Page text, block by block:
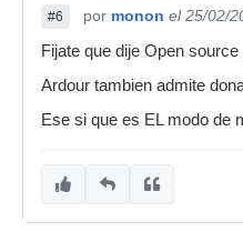
#6 por monon el 25/02/
Fijate que dije Open source
Ardour tambien admite
Ese si que es EL modo de